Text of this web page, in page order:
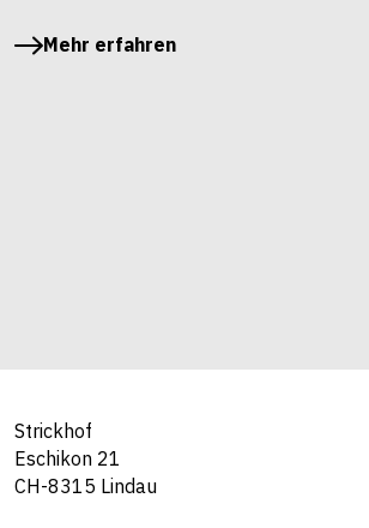
Mehr erfahren
Strickhof
Eschikon 21
CH-8315 Lindau